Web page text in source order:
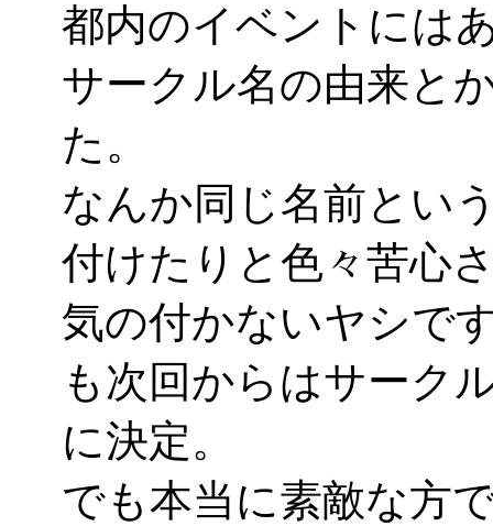
都内のイベントには
サークル名の由来と
た。
なんか同じ名前とい
付けたりと色々苦心
気の付かないヤシで
も次回からはサーク
に決定。
でも本当に素敵な方